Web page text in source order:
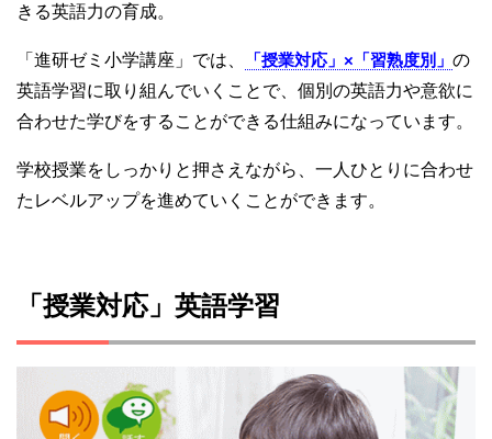
きる英語力の育成。
「進研ゼミ小学講座」では、 「授業対応」×「習熟度別」 の
英語学習に取り組んでいくことで、個別の英語力や意欲に
合わせた学びをすることができる仕組みになっています。
学校授業をしっかりと押さえながら、一人ひとりに合わせ
たレベルアップを進めていくことができます。
「授業対応」英語学習